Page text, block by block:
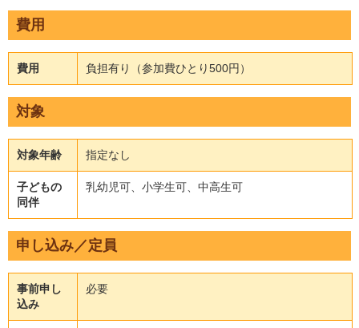
費用
費用 負担有り（参加費ひとり500円）
対象
対象年齢 指定なし
子どもの
同伴
乳幼児可、小学生可、中高生可
申し込み／定員
事前申し
込み
必要